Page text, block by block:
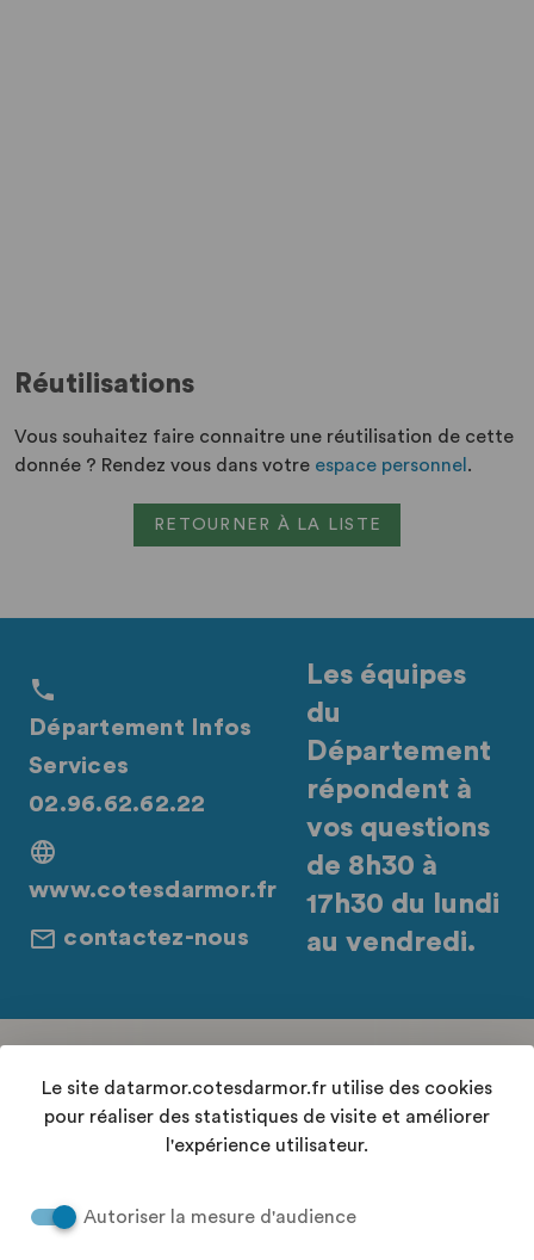
Réutilisations
Vous souhaitez faire connaitre une réutilisation de cette
donnée ? Rendez vous dans votre espace personnel .
RETOURNER À LA LISTE
Département Infos
Services
02.96.62.62.22
www.cotesdarmor.fr
contactez-nous
Les équipes
du
Département
répondent à
vos questions
de 8h30 à
17h30 du lundi
au vendredi.
Conditions Générales d'Utilisation
Le site datarmor.cotesdarmor.fr utilise des cookies
pour réaliser des statistiques de visite et améliorer
l'expérience utilisateur.
Autoriser la mesure d'audience